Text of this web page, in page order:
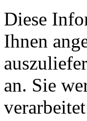
Diese
Ihnen
an. Sie